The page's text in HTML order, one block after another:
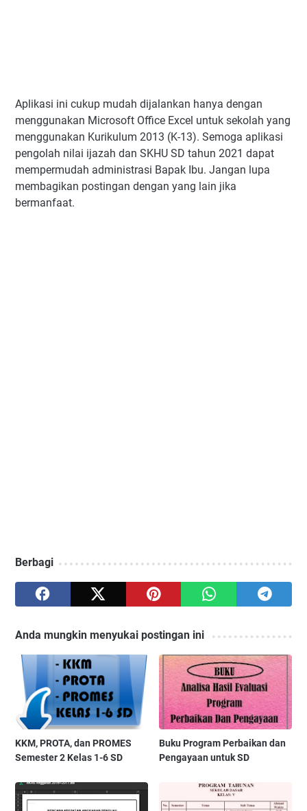
Aplikasi ini cukup mudah dijalankan hanya dengan
menggunakan Microsoft Office Excel untuk sekolah yang
menggunakan Kurikulum 2013 (K-13). Semoga aplikasi
pengolah nilai ijazah dan SKHU SD tahun 2021 dapat
mempermudah administrasi Bapak Ibu. Jangan lupa
membagikan postingan dengan yang lain jika
bermanfaat.
Berbagi
Anda mungkin menyukai postingan ini
KKM, PROTA, dan PROMES
Semester 2 Kelas 1-6 SD
Buku Program Perbaikan dan
Pengayaan untuk SD